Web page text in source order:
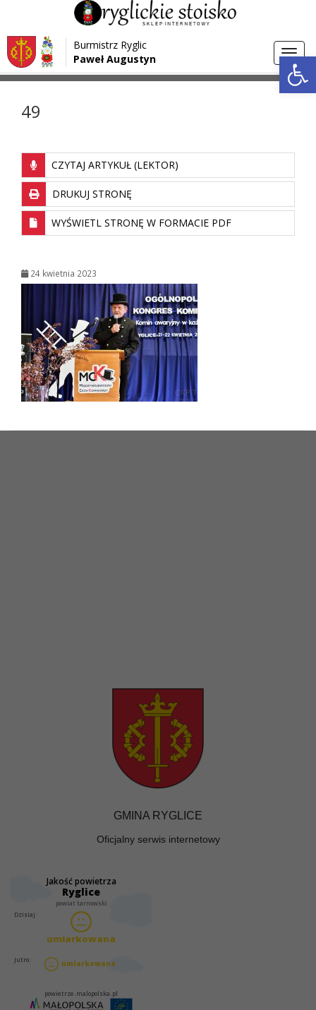
Przejdź do menu
Przejdź do głównej treści strony
Przejdź do stopki strony
Burmistrz Ryglic
Paweł Augustyn
Strona główna > Media >
49
CZYTAJ ARTYKUŁ (LEKTOR)
DRUKUJ STRONĘ
WYŚWIETL STRONĘ W FORMACIE PDF
24 kwietnia 2023
GMINA RYGLICE
Oficjalny serwis internetowy